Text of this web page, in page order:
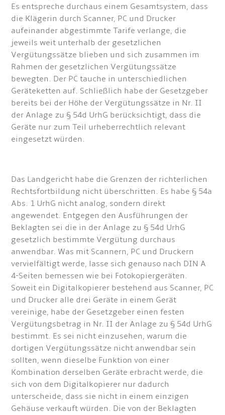
Es entspreche durchaus einem Gesamtsystem, dass
die Klägerin durch Scanner, PC und Drucker
aufeinander abgestimmte Tarife verlange, die
jeweils weit unterhalb der gesetzlichen
Vergütungssätze blieben und sich zusammen im
Rahmen der gesetzlichen Vergütungssätze
bewegten. Der PC tauche in unterschiedlichen
Geräteketten auf. Schließlich habe der Gesetzgeber
bereits bei der Höhe der Vergütungssätze in Nr. II
der Anlage zu § 54d UrhG berücksichtigt, dass die
Geräte nur zum Teil urheberrechtlich relevant
eingesetzt würden.
Das Landgericht habe die Grenzen der richterlichen
Rechtsfortbildung nicht überschritten. Es habe § 54a
Abs. 1 UrhG nicht analog, sondern direkt
angewendet. Entgegen den Ausführungen der
Beklagten sei die in der Anlage zu § 54d UrhG
gesetzlich bestimmte Vergütung durchaus
anwendbar. Was mit Scannern, PC und Druckern
vervielfältigt werde, lasse sich genauso nach DIN A
4-Seiten bemessen wie bei Fotokopiergeräten.
Soweit ein Digitalkopierer bestehend aus Scanner, PC
und Drucker alle drei Geräte in einem Gerät
vereinige, habe der Gesetzgeber einen festen
Vergütungsbetrag in Nr. II der Anlage zu § 54d UrhG
bestimmt. Es sei nicht einzusehen, warum die
dortigen Vergütungssätze nicht anwendbar sein
sollten, wenn dieselbe Funktion von einer
Kombination derselben Geräte erbracht werde, die
sich von dem Digitalkopierer nur dadurch
unterscheide, dass sie nicht in einem einzigen
Gehäuse verkauft würden. Die von der Beklagten